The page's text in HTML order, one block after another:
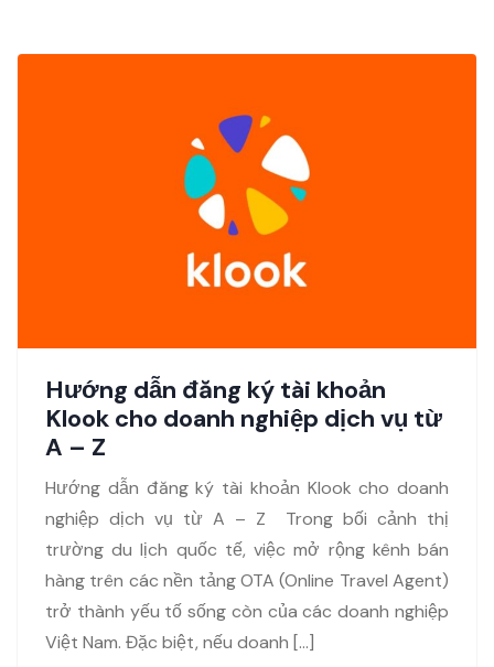
Hướng dẫn đăng ký tài khoản
Klook cho doanh nghiệp dịch vụ từ
A – Z
Hướng dẫn đăng ký tài khoản Klook cho doanh
nghiệp dịch vụ từ A – Z Trong bối cảnh thị
trường du lịch quốc tế, việc mở rộng kênh bán
hàng trên các nền tảng OTA (Online Travel Agent)
trở thành yếu tố sống còn của các doanh nghiệp
Việt Nam. Đặc biệt, nếu doanh […]